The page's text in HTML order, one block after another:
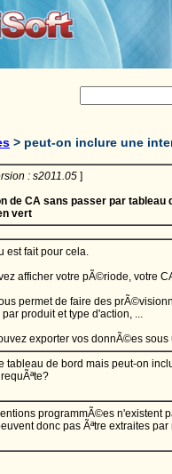
> peut-on inclure une
: s2011.05 ]
de CA sans passer par tableau
vert
est fait pour cela.
afficher votre pÃ©riode, votre
permet de faire des
produit et type d'action, ...
exporter vos donnÃ©es
tableau de bord mais peut-on
programmÃ©es n'existent
donc pas Ãªtre extraites par